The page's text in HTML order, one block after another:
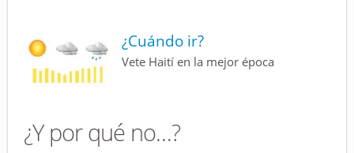
¿Cuándo ir?
Vete Haití en la mejor época
¿Y por qué no…?